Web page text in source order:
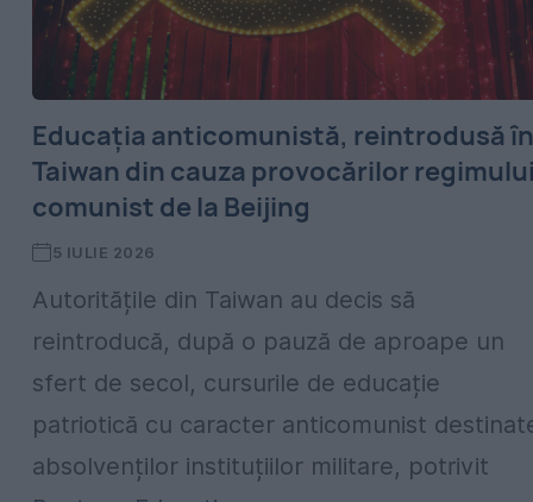
Educația anticomunistă, reintrodusă în
Taiwan din cauza provocărilor regimului
comunist de la Beijing
5 IULIE 2026
Autoritățile din Taiwan au decis să
reintroducă, după o pauză de aproape un
sfert de secol, cursurile de educație
patriotică cu caracter anticomunist
absolvenților instituțiilor militare, potrivit